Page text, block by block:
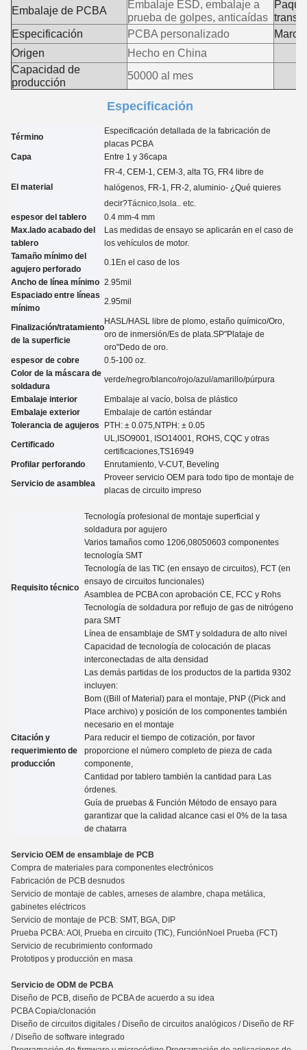
Embalaje de PCBA
Embalaje ESD, embalaje a
prueba de golpes, anticaídas
Especificación
PCBA personalizado
Origen
Hecho en China
Capacidad de
producción
50000 al mes
Especificación
Término
Especificación detallada de la fabricación de
placas PCBA
Capa
Entre 1 y 36capa
El material
FR-4, CEM-1, CEM-3, alta TG, FR4 libre de
halógenos, FR-1, FR-2, aluminio- ¿Qué quieres
decir?Tácnico ,Isola.. etc.
espesor del tablero
0.4 mm-4 mm
Max.lado acabado del
tablero
Las medidas de ensayo se aplicarán en el caso de
los vehículos de motor.
Tamaño mínimo del
agujero perforado
0. 1 En el caso de los
Ancho de línea mínimo 2.95mil
Espaciado entre líneas
mínimo
2.95mil
Finalización/tratamiento
de la superficie
HASL/HASL libre de plomo, estaño químico/Oro,
oro de inmersión/Es de plata. SP"Plataje de
oro"Dedo de oro.
espesor de cobre
0.5-100 oz.
Color de la máscara de
soldadura
verde/negro/blanco/rojo/azul/amarillo/púrpura
Embalaje interior
Embalaje al vacío, bolsa de plástico
Embalaje exterior
Embalaje de cartón estándar
Tolerancia de agujeros
PTH: ± 0.075 ,NTPH: ± 0.05
Certificado
UL, ISO9001, ISO14001, ROHS, CQC y otras
certificaciones ,TS16949
Profilar perforando
Enrutamiento, V-CUT, Beveling
Servicio de asamblea
Proveer servicio OEM para todo tipo de montaje de
placas de circuito impreso
Requisito técnico
Tecnología profesional de montaje superficial y
soldadura por agujero
Varios tamaños como 1206,08050603 componentes
tecnología SMT
Tecnología de las TIC (en ensayo de circuitos), FCT (en
ensayo de circuitos funcionales)
Asamblea de PCBA con aprobación CE, FCC y Rohs
Tecnología de soldadura por reflujo de gas de nitrógeno
para SMT
Línea de ensamblaje de SMT y soldadura de alto nivel
Capacidad de tecnología de colocación de placas
interconectadas de alta densidad
Citación y
requerimiento de
producción
Las demás partidas de los productos de la partida 9302
incluyen:
Bom ((Bill of Material) para el montaje, PNP ((Pick and
Place archivo) y posición de los componentes también
necesario en el montaje
Para reducir el tiempo de cotización, por favor
proporcione el número completo de pieza de cada
componente,
Cantidad por tablero también la cantidad para Las
órdenes.
Guía de pruebas & Función Método de ensayo para
garantizar que la calidad alcance casi el 0% de la tasa
de chatarra
Servicio OEM de ensamblaje de PCB
Compra de materiales para componentes electrónicos
Fabricación de PCB desnudos
Servicio de montaje de cables, arneses de alambre, chapa metálica,
gabinetes eléctricos
Servicio de montaje de PCB: SMT, BGA, DIP
Prueba PCBA: AOI, Prueba en circuito (TIC), FunciónNoel Prueba (FCT)
Servicio de recubrimiento conformado
Prototipos y producción en masa
Servicio de ODM de PCBA
Diseño de PCB, diseño de PCBA de acuerdo a su idea
PCBA Copia/clonación
Diseño de circuitos digitales / Diseño de circuitos analógicos / Diseño de RF
/ Diseño de software integrado